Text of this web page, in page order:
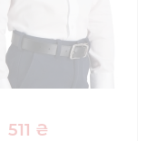
511 ₴